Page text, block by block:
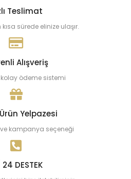
Teslimat
sürede elinize ulaşır.
Alışveriş
ödeme sistemi
Yelpazesi
kampanya seçeneği
DESTEK